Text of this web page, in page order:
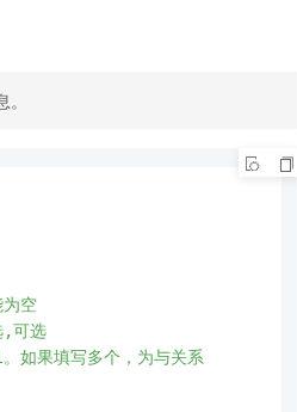
空
可选
果填写多个，为与关系